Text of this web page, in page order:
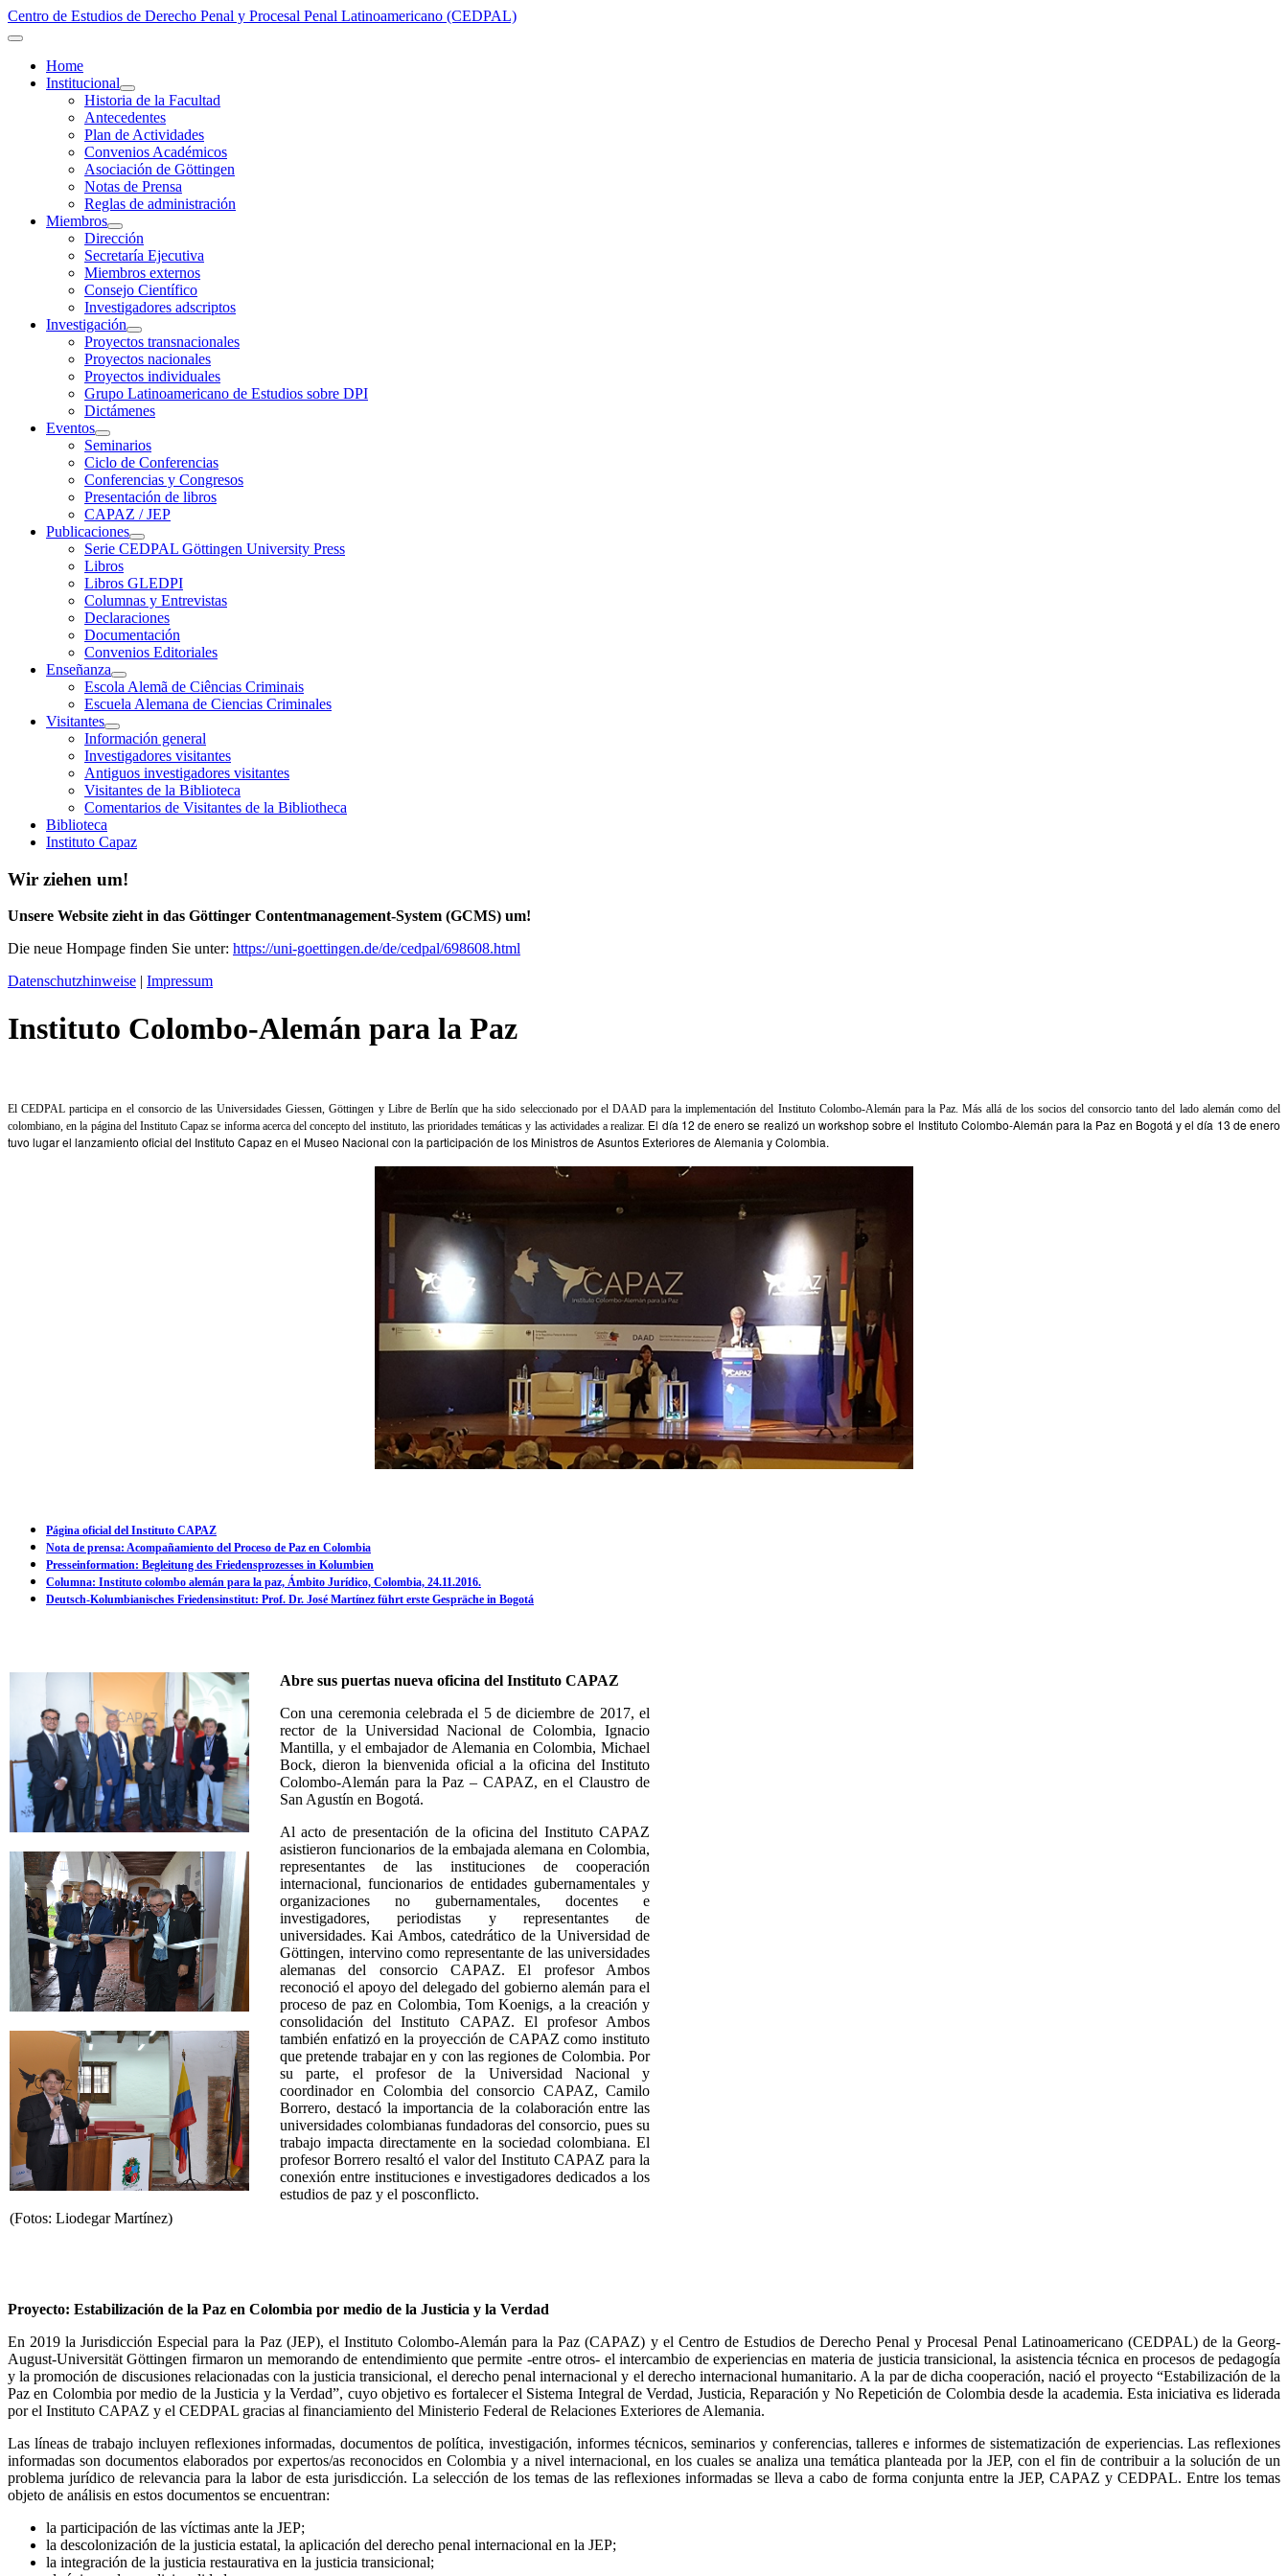
Centro de Estudios de Derecho Penal y Procesal Penal Latinoamericano (CEDPAL)
Home
Institucional
Historia de la Facultad
Antecedentes
Plan de Actividades
Convenios Académicos
Asociación de Göttingen
Notas de Prensa
Reglas de administración
Miembros
Dirección
Secretaría Ejecutiva
Miembros externos
Consejo Científico
Investigadores adscriptos
Investigación
Proyectos transnacionales
Proyectos nacionales
Proyectos individuales
Grupo Latinoamericano de Estudios sobre DPI
Dictámenes
Eventos
Seminarios
Ciclo de Conferencias
Conferencias y Congresos
Presentación de libros
CAPAZ / JEP
Publicaciones
Serie CEDPAL Göttingen University Press
Libros
Libros GLEDPI
Columnas y Entrevistas
Declaraciones
Documentación
Convenios Editoriales
Enseñanza
Escola Alemã de Ciências Criminais
Escuela Alemana de Ciencias Criminales
Visitantes
Información general
Investigadores visitantes
Antiguos investigadores visitantes
Visitantes de la Biblioteca
Comentarios de Visitantes de la Bibliotheca
Biblioteca
Instituto Capaz
Wir ziehen um!
Unsere Website zieht in das Göttinger Contentmanagement-System (GCMS) um!
Die neue Hompage finden Sie unter: https://uni-goettingen.de/de/cedpal/698608.html
Datenschutzhinweise | Impressum
Instituto Colombo-Alemán para la Paz
El CEDPAL participa en el consorcio de las Universidades Giessen, Göttingen y Libre de Berlín que ha sido seleccionado por el DAAD para la implementación del Instituto Colombo-Alemán para la Paz. Más allá de los socios del consorcio tanto del lado alemán como del
colombiano, en la página del Instituto Capaz se informa acerca del concepto del instituto, las prioridades temáticas y las actividades a realizar. El día 12 de enero se realizó un workshop sobre el Instituto Colombo-Alemán para la Paz en Bogotá y el día 13 de enero
tuvo lugar el lanzamiento oficial del Instituto Capaz en el Museo Nacional con la participación de los Ministros de Asuntos Exteriores de Alemania y Colombia.
Página oficial del Instituto CAPAZ
Nota de prensa: Acompañamiento del Proceso de Paz en Colombia
Presseinformation: Begleitung des Friedensprozesses in Kolumbien
Columna: Instituto colombo alemán para la paz, Ámbito Jurídico, Colombia, 24.11.2016.
Deutsch-Kolumbianisches Friedensinstitut: Prof. Dr. José Martínez führt erste Gespräche in Bogotá
(Fotos: Liodegar Martínez)
Abre sus puertas nueva oficina del Instituto CAPAZ
Con una ceremonia celebrada el 5 de diciembre de 2017, el
rector de la Universidad Nacional de Colombia, Ignacio
Mantilla, y el embajador de Alemania en Colombia, Michael
Bock, dieron la bienvenida oficial a la oficina del Instituto
Colombo-Alemán para la Paz – CAPAZ, en el Claustro de
San Agustín en Bogotá.
Al acto de presentación de la oficina del Instituto CAPAZ
asistieron funcionarios de la embajada alemana en Colombia,
representantes de las instituciones de cooperación
internacional, funcionarios de entidades gubernamentales y
organizaciones no gubernamentales, docentes e
investigadores, periodistas y representantes de
universidades.Kai Ambos, catedrático de la Universidad de
Göttingen, intervino como representante de las universidades
alemanas del consorcio CAPAZ. El profesor Ambos
reconoció el apoyo del delegado del gobierno alemán para el
proceso de paz en Colombia, Tom Koenigs, a la creación y
consolidación del Instituto CAPAZ. El profesor Ambos
también enfatizó en la proyección de CAPAZ como instituto
que pretende trabajar en y con las regiones de Colombia. Por
su parte, el profesor de la Universidad Nacional y
coordinador en Colombia del consorcio CAPAZ, Camilo
Borrero, destacó la importancia de la colaboración entre las
universidades colombianas fundadoras del consorcio, pues su
trabajo impacta directamente en la sociedad colombiana. El
profesor Borrero resaltó el valor del Instituto CAPAZ para la
conexión entre instituciones e investigadores dedicados a los
estudios de paz y el posconflicto.
Proyecto: Estabilización de la Paz en Colombia por medio de la Justicia y la Verdad
En 2019 la Jurisdicción Especial para la Paz (JEP), el Instituto Colombo-Alemán para la Paz (CAPAZ) y el Centro de Estudios de Derecho Penal y Procesal Penal Latinoamericano (CEDPAL) de la Georg-
August-Universität Göttingen firmaron un memorando de entendimiento que permite -entre otros- el intercambio de experiencias en materia de justicia transicional, la asistencia técnica en procesos de pedagogía
y la promoción de discusiones relacionadas con la justicia transicional, el derecho penal internacional y el derecho internacional humanitario. A la par de dicha cooperación, nació el proyecto “Estabilización de la
Paz en Colombia por medio de la Justicia y la Verdad”, cuyo objetivo es fortalecer el Sistema Integral de Verdad, Justicia, Reparación y No Repetición de Colombia desde la academia. Esta iniciativa es liderada
por el Instituto CAPAZ y el CEDPAL gracias al financiamiento del Ministerio Federal de Relaciones Exteriores de Alemania.
Las líneas de trabajo incluyen reflexiones informadas, documentos de política, investigación, informes técnicos, seminarios y conferencias, talleres e informes de sistematización de experiencias. Las reflexiones
informadas son documentos elaborados por expertos/as reconocidos en Colombia y a nivel internacional, en los cuales se analiza una temática planteada por la JEP, con el fin de contribuir a la solución de un
problema jurídico de relevancia para la labor de esta jurisdicción. La selección de los temas de las reflexiones informadas se lleva a cabo de forma conjunta entre la JEP, CAPAZ y CEDPAL. Entre los temas
objeto de análisis en estos documentos se encuentran:
la participación de las víctimas ante la JEP;
la descolonización de la justicia estatal, la aplicación del derecho penal internacional en la JEP;
la integración de la justicia restaurativa en la justicia transicional;